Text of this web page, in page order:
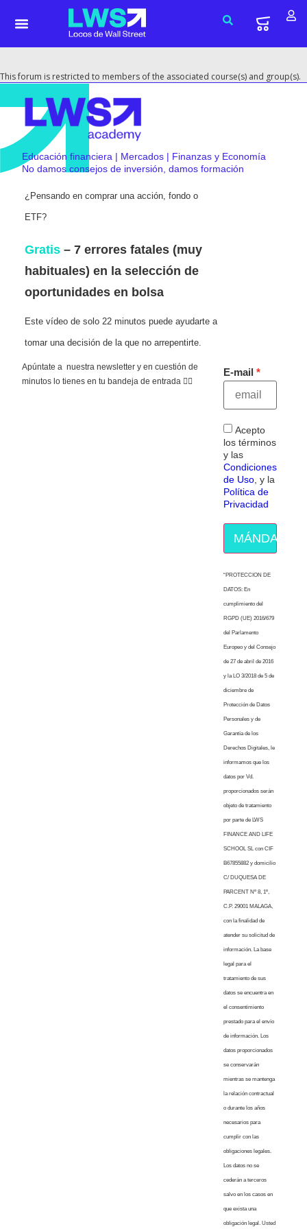
This forum is restricted to members of the associated course(s) and group(s).
Educación financiera | Mercados | Finanzas y Economía
No damos consejos de inversión, damos formación
¿Pensando en comprar una acción, fondo o
ETF?
Gratis – 7 errores fatales (muy
habituales) en la selección de
oportunidades en bolsa
Este vídeo de solo 22 minutos puede ayudarte a
tomar una decisión de la que no arrepentirte.
Apúntate a nuestra newsletter y en cuestión de
minutos lo tienes en tu bandeja de entrada 👇🏻
E-mail
Acepto
los términos
y las
Condiciones
de Uso, y la
Política de
Privacidad
MÁNDAME
“PROTECCION DE
DATOS: En
cumplimiento del
RGPD (UE) 2016/679
del Parlamento
Europeo y del Consejo
de 27 de abril de 2016
y la LO 3/2018 de 5 de
diciembre de
Protección de Datos
Personales y de
Garantía de los
Derechos Digitales, le
informamos que los
datos por Vd.
proporcionados serán
objeto de tratamiento
por parte de LWS
FINANCE AND LIFE
SCHOOL SL con CIF
B67855882 y domicilio
C/ DUQUESA DE
PARCENT Nº 8, 1º,
C.P. 29001 MALAGA,
con la finalidad de
atender su solicitud de
información. La base
legal para el
tratamiento de sus
datos se encuentra en
el consentimiento
prestado para el envío
de información. Los
datos proporcionados
se conservarán
mientras se mantenga
la relación contractual
o durante los años
necesarios para
cumplir con las
obligaciones legales.
Los datos no se
cederán a terceros
salvo en los casos en
que exista una
obligación legal. Usted